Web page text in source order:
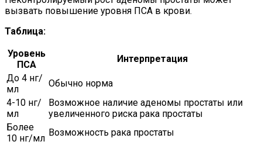
вызвать повышение уровня ПСА в крови.
Таблица:
Уровень
ПСА
Интерпретация
До 4 нг/
мл
Обычно норма
4-10 нг/
мл
Возможное наличие аденомы простаты или
увеличенного риска рака простаты
Более
10 нг/мл
Возможность рака простаты